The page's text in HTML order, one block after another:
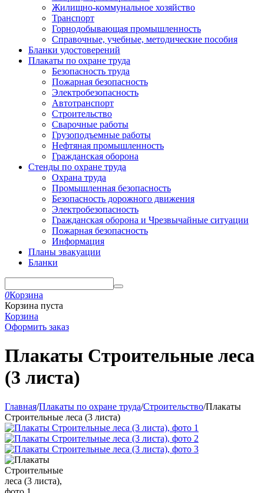
Жилищно-коммунальное хозяйство
Транспорт
Горнодобывающая промышленность
Справочные, учебные, методические пособия
Бланки удостоверений
Плакаты по охране труда
Безопасность труда
Пожарная безопасность
Электробезопасность
Автотранспорт
Строительство
Сварочные работы
Грузоподъемные работы
Нефтяная промышленность
Гражданская оборона
Стенды по охране труда
Охрана труда
Промышленная безопасность
Безопасность дорожного движения
Электробезопасность
Гражданская оборона и Чрезвычайные ситуации
Пожарная безопасность
Информация
Планы эвакуации
Бланки
0Корзина
Корзина пуста
Корзина
Оформить заказ
Плакаты Строительные леса
(3 листа)
Главная/Плакаты по охране труда/Строительство/Плакаты
Строительные леса (3 листа)